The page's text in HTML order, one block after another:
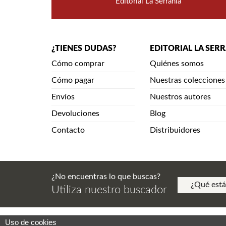
¿TIENES DUDAS?
Cómo comprar
Cómo pagar
Envíos
Devoluciones
Contacto
EDITORIAL LA
Quiénes somos
Nuestras colecciones
Nuestros autores
Blog
Distribuidores
¿No encuentras lo que buscas?
Utiliza nuestro buscador
Aviso Legal. Política de Privacidad. Aviso de
Uso de cookies